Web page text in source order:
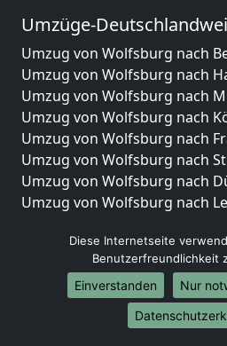
Umzüge-
Umzug von Wolfsburg nach
Umzug von Wolfsburg nach
Umzug von Wolfsburg nach
Umzug von Wolfsburg nach
Umzug von Wolfsburg nach
Umzug von Wolfsburg nach
Umzug von Wolfsburg nach
Umzug von Wolfsburg nach
Umzug von Wolfsburg nach
Umzug von Wolfsburg nach
Umzug von Wolfsburg nach
Umzug von Wolfsburg nach
Umzug von Wolfsburg nach
Diese Internetseite
Benutzerfreundlichkeit
Einverstanden
Nur